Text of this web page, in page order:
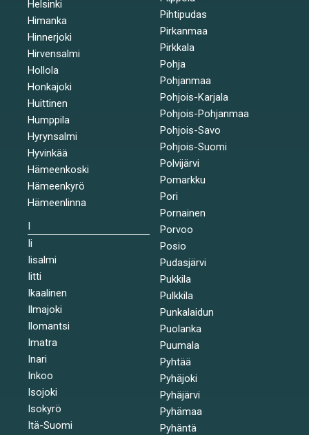
Helsinki
Himanka
Hinnerjoki
Hirvensalmi
Hollola
Honkajoki
Huittinen
Humppila
Hyrynsalmi
Hyvinkää
Hämeenkoski
Hämeenkyrö
Hämeenlinna
I
Ii
Iisalmi
Iitti
Ikaalinen
Ilmajoki
Ilomantsi
Imatra
Inari
Inkoo
Isojoki
Isokyrö
Itä-Suomi
Pihtipudas
Pirkanmaa
Pirkkala
Pohja
Pohjanmaa
Pohjois-Karjala
Pohjois-Pohjanmaa
Pohjois-Savo
Pohjois-Suomi
Polvijärvi
Pomarkku
Pori
Pornainen
Porvoo
Posio
Pudasjärvi
Pukkila
Pulkkila
Punkalaidun
Puolanka
Puumala
Pyhtää
Pyhäjoki
Pyhäjärvi
Pyhämaa
Pyhäntä